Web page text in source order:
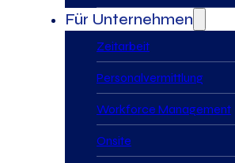
Für Unternehmen
Zeitarbeit
Personalvermittlung
Workforce Management
Onsite